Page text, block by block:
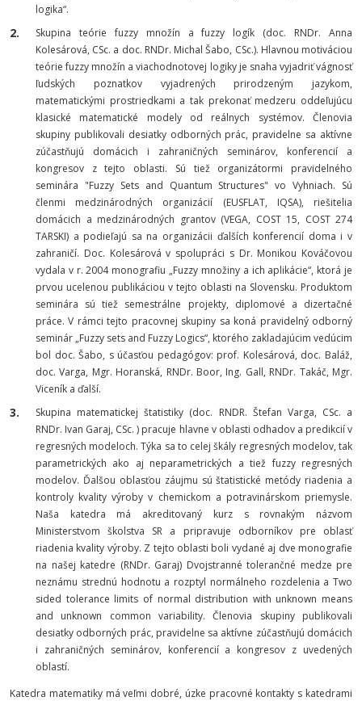
logika“.
Skupina teórie fuzzy množín a fuzzy logík (doc. RNDr. Anna
Kolesárová, CSc. a doc. RNDr. Michal Šabo, CSc.). Hlavnou motiváciou
teórie fuzzy množín a viachodnotovej logiky je snaha vyjadriť vágnosť
ľudských poznatkov vyjadrených prirodzeným jazykom,
matematickými prostriedkami a tak prekonať medzeru oddeľujúcu
klasické matematické modely od reálnych systémov. Členovia
skupiny publikovali desiatky odborných prác, pravidelne sa aktívne
zúčastňujú domácich i zahraničných seminárov, konferencií a
kongresov z tejto oblasti. Sú tiež organizátormi pravidelného
seminára "Fuzzy Sets and Quantum Structures" vo Vyhniach. Sú
členmi medzinárodných organizácií (EUSFLAT, IQSA), riešitelia
domácich a medzinárodných grantov (VEGA, COST 15, COST 274
TARSKI) a podieľajú sa na organizácii ďalších konferencií doma i v
zahraničí. Doc. Kolesárová v spolupráci s Dr. Monikou Kováčovou
vydala v r. 2004 monografiu „Fuzzy množiny a ich aplikácie“, ktorá je
prvou ucelenou publikáciou v tejto oblasti na Slovensku. Produktom
seminára sú tiež semestrálne projekty, diplomové a dizertačné
práce. V rámci tejto pracovnej skupiny sa koná pravidelný odborný
seminár „Fuzzy sets and Fuzzy Logics“, ktorého zakladajúcim vedúcim
bol doc. Šabo, s účasťou pedagógov: prof. Kolesárová, doc. Baláž,
doc. Varga, Mgr. Horanská, RNDr. Boor, Ing. Gall, RNDr. Takáč, Mgr.
Viceník a ďalší.
Skupina matematickej štatistiky (doc. RNDR. Štefan Varga, CSc. a
RNDr. Ivan Garaj, CSc. ) pracuje hlavne v oblasti odhadov a predikcií v
regresných modeloch. Týka sa to celej škály regresných modelov, tak
parametrických ako aj neparametrických a tiež fuzzy regresných
modelov. Ďalšou oblasťou záujmu sú štatistické metódy riadenia a
kontroly kvality výroby v chemickom a potravinárskom priemysle.
Naša katedra má akreditovaný kurz s rovnakým názvom
Ministerstvom školstva SR a pripravuje odborníkov pre oblasť
riadenia kvality výroby. Z tejto oblasti boli vydané aj dve monografie
na našej katedre (RNDr. Garaj) Dvojstranné tolerančné medze pre
neznámu strednú hodnotu a rozptyl normálneho rozdelenia a Two
sided tolerance limits of normal distribution with unknown means
and unknown common variability. Členovia skupiny publikovali
desiatky odborných prác, pravidelne sa aktívne zúčastňujú domácich
i zahraničných seminárov, konferencií a kongresov z uvedených
oblastí.
Katedra matematiky má veľmi dobré, úzke pracovné kontakty s katedrami